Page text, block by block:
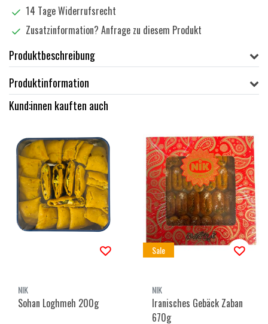
14 Tage Widerrufsrecht
Zusatzinformation? Anfrage zu diesem Produkt
Produktbeschreibung
Produktinformation
Kund:innen kauften auch
NIK
Sohan Loghmeh 200g
Sale
NIK
Iranisches Gebäck Zaban
670g